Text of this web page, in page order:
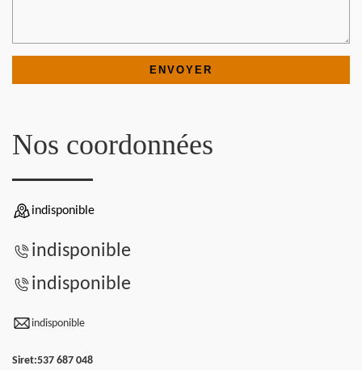
Nos coordonnées
indisponible
indisponible
indisponible
indisponible
Siret:537 687 048